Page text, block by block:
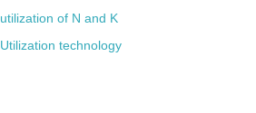
utilization of N and K
Utilization technology